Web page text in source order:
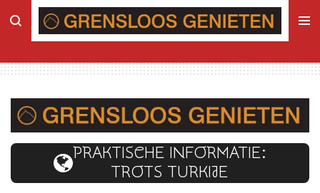
Ga
de
PRAKTISCHE INFORMATIE:
TROTS TURKIJE